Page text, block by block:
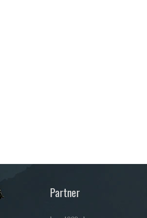
Partner